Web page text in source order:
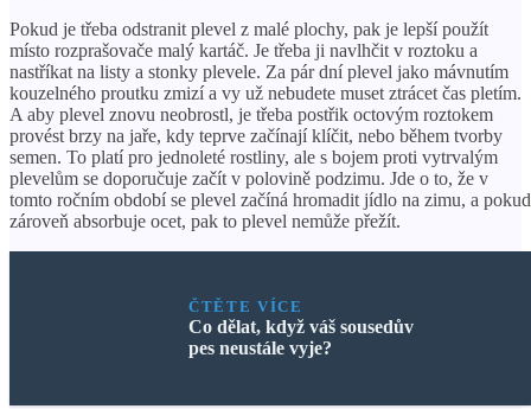
Pokud je třeba odstranit plevel z malé plochy, pak je lepší použít
místo rozprašovače malý kartáč. Je třeba ji navlhčit v roztoku a
nastříkat na listy a stonky plevele. Za pár dní plevel jako mávnutím
kouzelného proutku zmizí a vy už nebudete muset ztrácet čas pletím.
A aby plevel znovu neobrostl, je třeba postřik octovým roztokem
provést brzy na jaře, kdy teprve začínají klíčit, nebo během tvorby
semen. To platí pro jednoleté rostliny, ale s bojem proti vytrvalým
plevelům se doporučuje začít v polovině podzimu. Jde o to, že v
tomto ročním období se plevel začíná hromadit jídlo na zimu, a pokud
zároveň absorbuje ocet, pak to plevel nemůže přežít.
ČTĚTE VÍCE
Co dělat, když váš sousedův
pes neustále vyje?